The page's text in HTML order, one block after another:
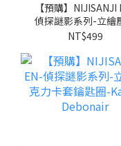
【預購】NIJISANJI
偵探謎影系列-立繪
力磚-Kaelix
NT$499